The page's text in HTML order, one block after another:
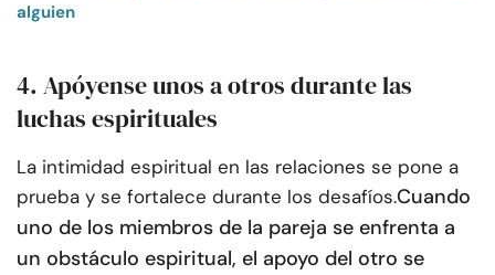
alguien
4. Apóyense unos a otros durante las
luchas espirituales
La intimidad espiritual en las relaciones se pone a
prueba y se fortalece durante los desafíos.Cuando
uno de los miembros de la pareja se enfrenta a
un obstáculo espiritual, el apoyo del otro se